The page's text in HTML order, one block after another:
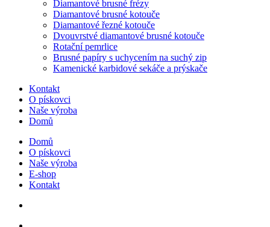
Diamantové brusné frézy
Diamantové brusné kotouče
Diamantové řezné kotouče
Dvouvrstvé diamantové brusné kotouče
Rotační pemrlice
Brusné papíry s uchycením na suchý zip
Kamenické karbidové sekáče a prýskače
Kontakt
O pískovci
Naše výroba
Domů
Domů
O pískovci
Naše výroba
E-shop
Kontakt